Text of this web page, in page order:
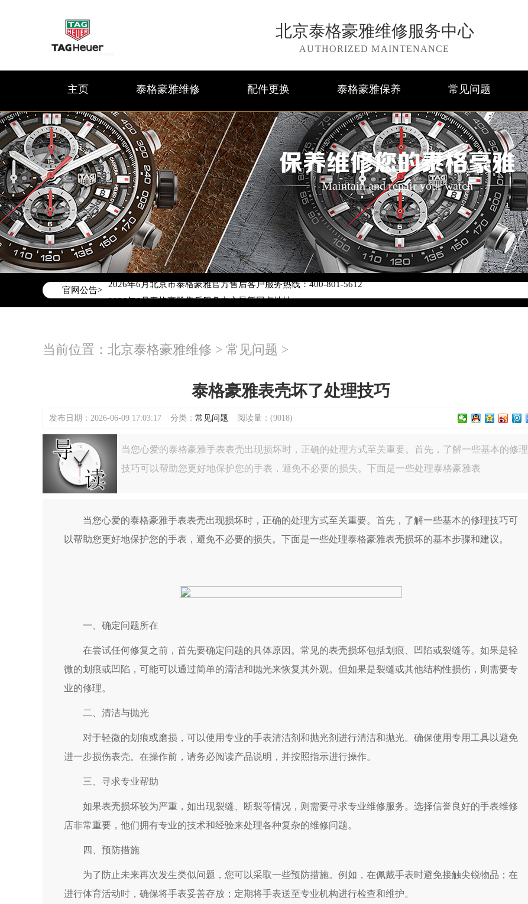
北京泰格豪雅维修服务中心
AUTHORIZED MAINTENANCE
主页 泰格豪雅维修 配件更换 泰格豪雅保养 常见问题
保养维修您的泰格豪雅
Maintain and repair your watch
官网公告>
2026年6月泰格豪雅北京市售后服务网络优化升级公告
2026年6月北京市泰格豪雅官方售后客户服务热线：400-801-5612
2026年6月泰格豪雅售后服务中心最新网点地址：
北京市朝阳区建国门外大街甲6号华熙国际中心D座11层1102室泰格豪雅售后服务中心（需提前预约）
当前位置： 北京泰格豪雅维修 > 常见问题 >
泰格豪雅表壳坏了处理技巧
发布日期：2026-06-09 17:03:17 分类： 常见问题 阅读量：(9018)
当您心爱的泰格豪雅手表表壳出现损坏时，正确的处理方式至关重要。首先，了解一些基本的修理
技巧可以帮助您更好地保护您的手表，避免不必要的损失。下面是一些处理泰格豪雅表
当您心爱的泰格豪雅手表表壳出现损坏时，正确的处理方式至关重要。首先，了解一些基本的修理技巧可
以帮助您更好地保护您的手表，避免不必要的损失。下面是一些处理泰格豪雅表壳损坏的基本步骤和建议。
一、确定问题所在
在尝试任何修复之前，首先要确定问题的具体原因。常见的表壳损坏包括划痕、凹陷或裂缝等。如果是轻
微的划痕或凹陷，可能可以通过简单的清洁和抛光来恢复其外观。但如果是裂缝或其他结构性损伤，则需要专
业的修理。
二、清洁与抛光
对于轻微的划痕或磨损，可以使用专业的手表清洁剂和抛光剂进行清洁和抛光。确保使用专用工具以避免
进一步损伤表壳。在操作前，请务必阅读产品说明，并按照指示进行操作。
三、寻求专业帮助
如果表壳损坏较为严重，如出现裂缝、断裂等情况，则需要寻求专业维修服务。选择信誉良好的手表维修
店非常重要，他们拥有专业的技术和经验来处理各种复杂的维修问题。
四、预防措施
为了防止未来再次发生类似问题，您可以采取一些预防措施。例如，在佩戴手表时避免接触尖锐物品；在
进行体育活动时，确保将手表妥善存放；定期将手表送至专业机构进行检查和维护。